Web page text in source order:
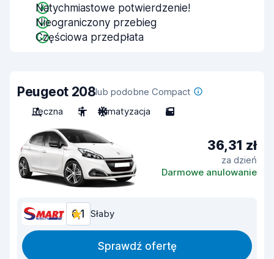
Natychmiastowe potwierdzenie!
Nieograniczony przebieg
Częściowa przedpłata
Peugeot 208lub podobne Compact
Ręczna
5 Klimatyzacja 5
36,31 zł
za dzień
Darmowe anulowanie
6,1 Słaby
Sprawdź ofertę